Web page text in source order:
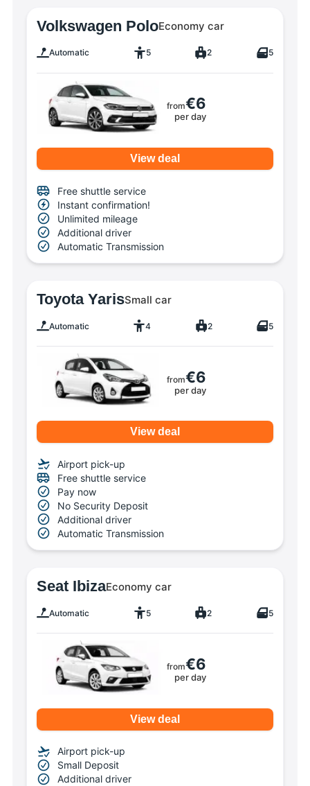
Volkswagen PoloEconomy car
Automatic 5 2 5
from€6
per day
View deal
Free shuttle service
Instant confirmation!
Unlimited mileage
Additional driver
Automatic Transmission
Toyota YarisSmall car
Automatic 4 2 5
from€6
per day
View deal
Airport pick-up
Free shuttle service
Pay now
No Security Deposit
Additional driver
Automatic Transmission
Seat IbizaEconomy car
Automatic 5 2 5
from€6
per day
View deal
Airport pick-up
Small Deposit
Additional driver